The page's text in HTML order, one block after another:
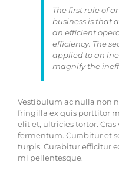
The first rule of
business is that
an efficient
efficiency. The
applied to an
magnify the
Vestibulum ac nulla non
fringilla ex quis porttitor
elit et, ultricies tortor.
fermentum. Curabitur et
turpis. Curabitur efficitur
mi pellentesque.